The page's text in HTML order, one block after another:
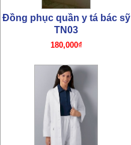
Đồng phục quần y tá bác sỹ
TN03
180,000₫